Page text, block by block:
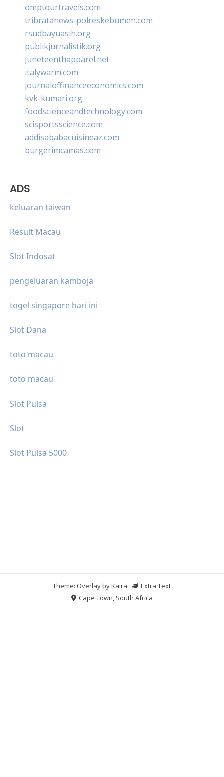
omptourtravels.com
tribratanews-polreskebumen.com
rsudbayuasih.org
publikjurnalistik.org
juneteenthapparel.net
italywarm.com
journaloffinanceeconomics.com
kvk-kumari.org
foodscienceandtechnology.com
scisportsscience.com
addisababacuisineaz.com
burgerimcamas.com
ADS
keluaran taiwan
Result Macau
Slot Indosat
pengeluaran kamboja
togel singapore hari ini
Slot Dana
toto macau
toto macau
Slot Pulsa
Slot
Slot Pulsa 5000
Theme: Overlay byKaira.
Extra Text
Cape Town, South Africa